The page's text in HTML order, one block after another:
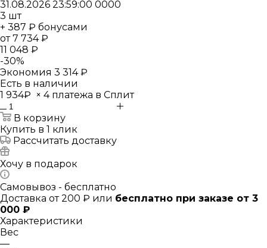
31.08.2026 23:59:00 0000
3 шт
+ 387 ₽ бонусами
от7 734 ₽
11 048 ₽
-30%
Экономия 3 314 ₽
Есть в наличии
1 934₽ × 4 платежа в Сплит
В корзину
Купить в 1 клик
Рассчитать доставку
Хочу в подарок
Самовывоз - бесплатно
Доставка от 200 ₽ или бесплатно при заказе от 3
000 ₽
Характеристики
Вес
—